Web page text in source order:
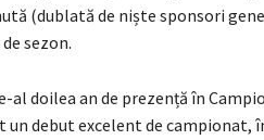
(dublată de niște sponsori
sezon.
al doilea an de prezență în
un debut excelent de